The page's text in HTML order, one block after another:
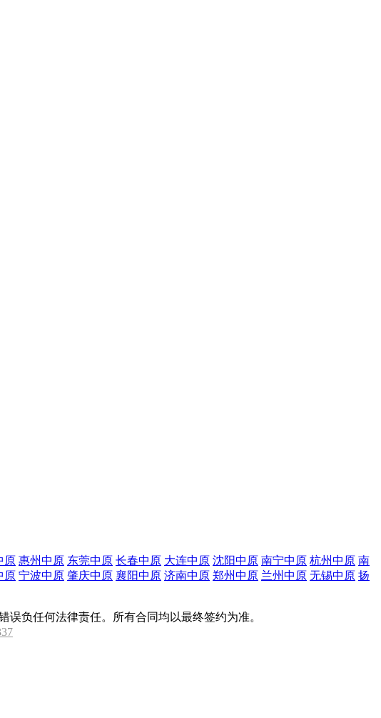
原 惠州中原 东莞中原 长春中原 大连中原 沈阳中原 南宁中原 杭州中原 南
原 宁波中原 肇庆中原 襄阳中原 济南中原 郑州中原 兰州中原 无锡中原 扬
负任何法律责任。所有合同均以最终签约为准。